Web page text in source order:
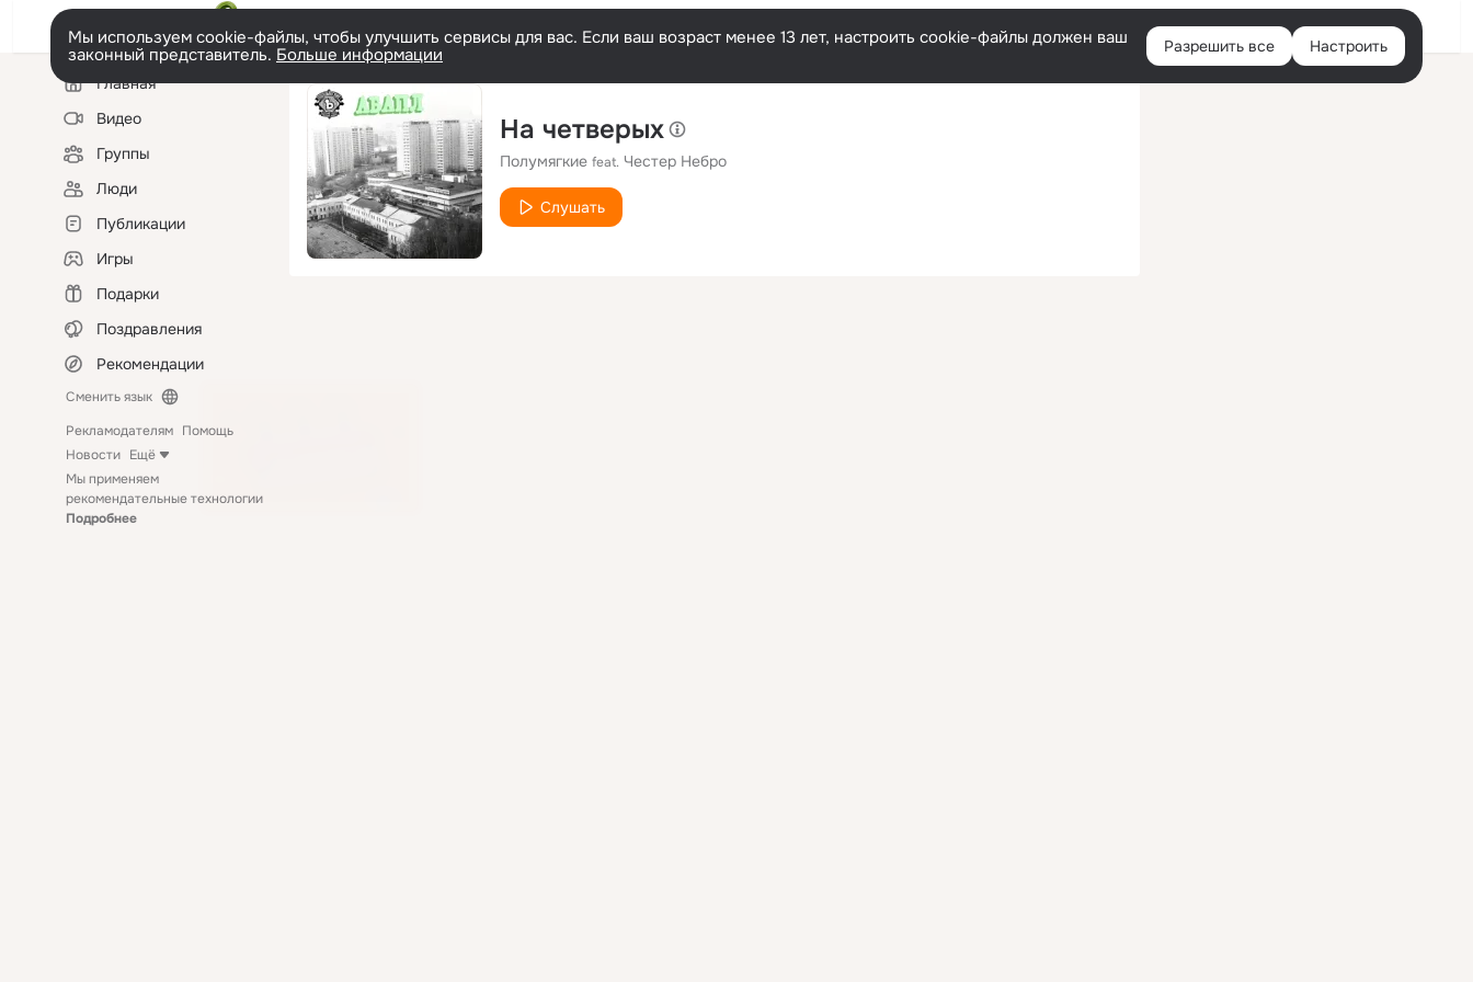
Войти
Мы используем cookie-файлы, чтобы улучшить сервисы для вас. Если ваш возраст менее 13 лет, настроить cookie-файлы должен ваш
законный представитель. Больше информации Разрешить все Настроить
Левая
колонкаГлавная
Видео
Группы
Люди
Публикации
Игры
Подарки
Поздравления
Рекомендации
Сменить язык
Рекламодателям Помощь
Новости Ещё
Мы применяем
рекомендательные технологии
Подробнее
На четверых
Полумягкие feat. Честер Небро
Слушать